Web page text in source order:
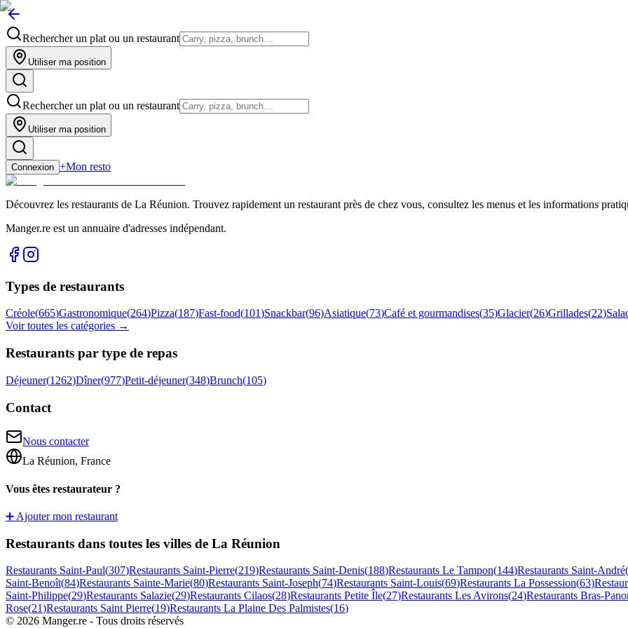
Rechercher un plat ou un restaurant
Utiliser ma position
Rechercher un plat ou un restaurant
Utiliser ma position
Connexion +Mon resto
Découvrez les restaurants de La Réunion. Trouvez rapidement un restaurant près de chez vous, consultez les menus et les informations
Manger.re est un annuaire d'adresses indépendant.
Types de restaurants
Créole(665)Gastronomique(264)Pizza(187)Fast-food(101)Snackbar(96)Asiatique(73)Café et gourmandises(35)Glacier(26)Grillades(22)
Voir toutes les catégories →
Restaurants par type de repas
Déjeuner(1262)Dîner(977)Petit-déjeuner(348)Brunch(105)
Contact
Nous contacter
La Réunion, France
Vous êtes restaurateur ?
➕ Ajouter mon restaurant
Restaurants dans toutes les villes de La Réunion
Restaurants Saint-Paul(307)Restaurants Saint-Pierre(219)Restaurants Saint-Denis(188)Restaurants Le Tampon(144)Restaurants Saint-André(
Saint-Benoît(84)Restaurants Sainte-Marie(80)Restaurants Saint-Joseph(74)Restaurants Saint-Louis(69)Restaurants La Possession(63)
Saint-Philippe(29)Restaurants Salazie(29)Restaurants Cilaos(28)Restaurants Petite Île(27)Restaurants Les Avirons(24)Restaurants Bras-
Rose(21)Restaurants Saint Pierre(19)Restaurants La Plaine Des Palmistes(16)
© 2026 Manger.re - Tous droits réservés